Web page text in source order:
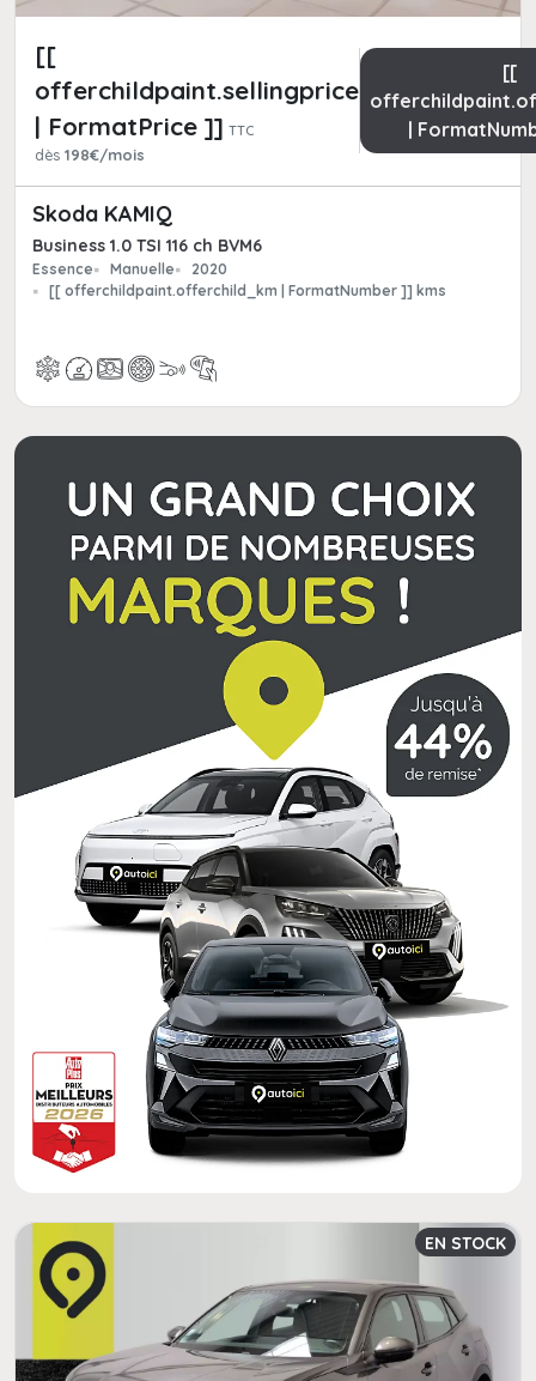
[[
offerchildpaint.sellingpricepart_ttc
| FormatPrice ]] TTC
dès 198€/mois
[[
|
Skoda KAMIQ
Business 1.0 TSI 116 ch BVM6
Essence Manuelle
2020
[[ offerchildpaint.offerchild_km | FormatNumber ]] kms
EN STOCK